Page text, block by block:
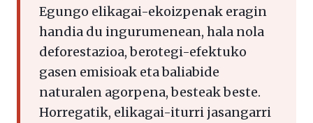
Egungo elikagai-ekoizpenak eragin
handia du ingurumenean, hala nola
deforestazioa, berotegi-efektuko
gasen emisioak eta baliabide
naturalen agorpena, besteak beste.
Horregatik, elikagai-iturri jasangarri